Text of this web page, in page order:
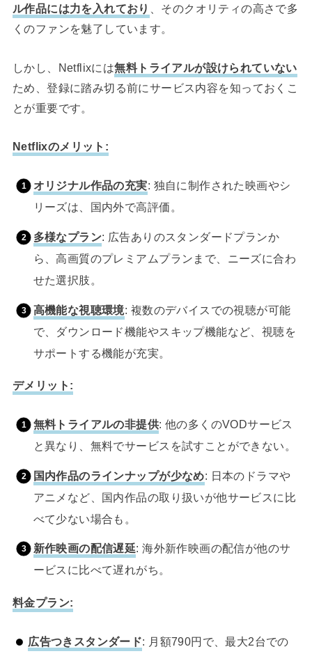
ル作品には力を入れており
、そのクオリティの高さで多
くのファンを魅了しています。
しかし、Netflixには無料トライアルが設けられていない
ため、登録に踏み切る前にサービス内容を知っておくこ
とが重要です。
Netflixのメリット:
オリジナル作品の充実: 独自に制作された映画やシ
リーズは、国内外で高評価。
多様なプラン: 広告ありのスタンダードプランか
ら、高画質のプレミアムプランまで、ニーズに合わ
せた選択肢。
高機能な視聴環境: 複数のデバイスでの視聴が可能
で、ダウンロード機能やスキップ機能など、視聴を
サポートする機能が充実。
デメリット:
無料トライアルの非提供: 他の多くのVODサービス
と異なり、無料でサービスを試すことができない。
国内作品のラインナップが少なめ: 日本のドラマや
アニメなど、国内作品の取り扱いが他サービスに比
べて少ない場合も。
新作映画の配信遅延: 海外新作映画の配信が他のサ
ービスに比べて遅れがち。
料金プラン:
広告つきスタンダード: 月額790円で、最大2台での